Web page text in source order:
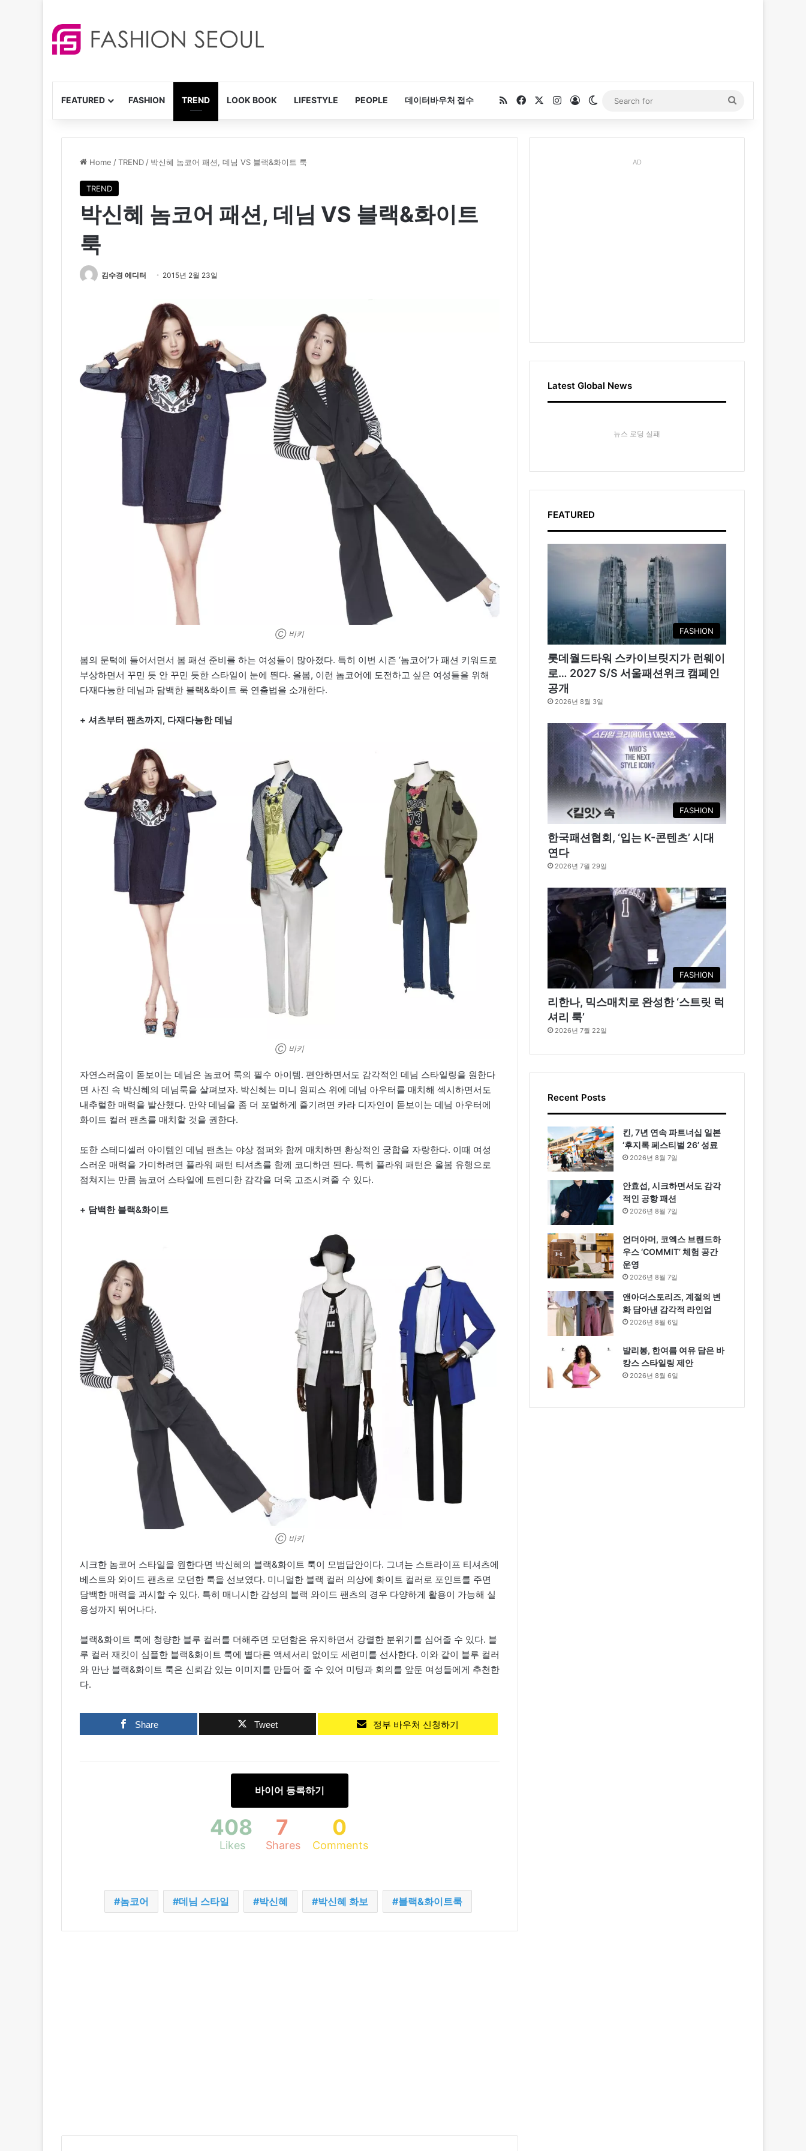
FEATURED FASHION TREND LOOK BOOK LIFESTYLE PEOPLE 데이터바우처 접수 RSS FacebookInstagram
Log InSwitch skin
for
Home /TREND / 박신혜 놈코어 패션, 데님 VS 블랙&화이트 룩
TREND
박신혜 놈코어 패션, 데님 VS 블랙&화이트
룩
김수경 에디터 2015년 2월 23일
Ⓒ 비키
봄의 문턱에 들어서면서 봄 패션 준비를 하는 여성들이 많아졌다. 특히 이번 시즌 ‘놈코어’가 패션 키워드로
부상하면서 꾸민 듯 안 꾸민 듯한 스타일이 눈에 띈다. 올봄, 이런 놈코어에 도전하고 싶은 여성들을 위해
다재다능한 데님과 담백한 블랙&화이트 룩 연출법을 소개한다.
+ 셔츠부터 팬츠까지, 다재다능한 데님
Ⓒ 비키
자연스러움이 돋보이는 데님은 놈코어 룩의 필수 아이템. 편안하면서도 감각적인 데님 스타일링을 원한다
면 사진 속 박신혜의 데님룩을 살펴보자. 박신혜는 미니 원피스 위에 데님 아우터를 매치해 섹시하면서도
내추럴한 매력을 발산했다. 만약 데님을 좀 더 포멀하게 즐기려면 카라 디자인이 돋보이는 데님 아우터에
화이트 컬러 팬츠를 매치할 것을 권한다.
또한 스테디셀러 아이템인 데님 팬츠는 야상 점퍼와 함께 매치하면 환상적인 궁합을 자랑한다. 이때 여성
스러운 매력을 가미하려면 플라워 패턴 티셔츠를 함께 코디하면 된다. 특히 플라워 패턴은 올봄 유행으로
점쳐지는 만큼 놈코어 스타일에 트렌디한 감각을 더욱 고조시켜줄 수 있다.
+ 담백한 블랙&화이트
Ⓒ 비키
시크한 놈코어 스타일을 원한다면 박신혜의 블랙&화이트 룩이 모범답안이다. 그녀는 스트라이프 티셔츠에
베스트와 와이드 팬츠로 모던한 룩을 선보였다. 미니멀한 블랙 컬러 의상에 화이트 컬러로 포인트를 주면
담백한 매력을 과시할 수 있다. 특히 매니시한 감성의 블랙 와이드 팬츠의 경우 다양하게 활용이 가능해 실
용성까지 뛰어나다.
블랙&화이트 룩에 청량한 블루 컬러를 더해주면 모던함은 유지하면서 강렬한 분위기를 심어줄 수 있다. 블
루 컬러 재킷이 심플한 블랙&화이트 룩에 별다른 액세서리 없이도 세련미를 선사한다. 이와 같이 블루 컬러
와 만난 블랙&화이트 룩은 신뢰감 있는 이미지를 만들어 줄 수 있어 미팅과 회의를 앞둔 여성들에게 추천한
다.
Share Tweet 정부 바우처 신청하기
바이어 등록하기
408
Likes
7
Shares
0
Comments
놈코어 데님 스타일 박신혜 박신혜 화보 블랙&화이트룩
AD
Latest Global News
뉴스 로딩 실패
FEATURED
FASHION
롯데월드타워 스카이브릿지가 런웨이
로… 2027 S/S 서울패션위크 캠페인
공개
2026년 8월 3일
FASHION
한국패션협회, ‘입는 K-콘텐츠’ 시대
연다
2026년 7월 29일
FASHION
리한나, 믹스매치로 완성한 ‘스트릿 럭
셔리 룩’
2026년 7월 22일
Recent Posts
킨, 7년 연속 파트너십 일본
‘후지록 페스티벌 26’ 성료
2026년 8월 7일
안효섭, 시크하면서도 감각
적인 공항 패션
2026년 8월 7일
언더아머, 코엑스 브랜드하
우스 ‘COMMIT’ 체험 공간
운영
2026년 8월 7일
앤아더스토리즈, 계절의 변
화 담아낸 감각적 라인업
2026년 8월 6일
발리봉, 한여름 여유 담은 바
캉스 스타일링 제안
2026년 8월 6일